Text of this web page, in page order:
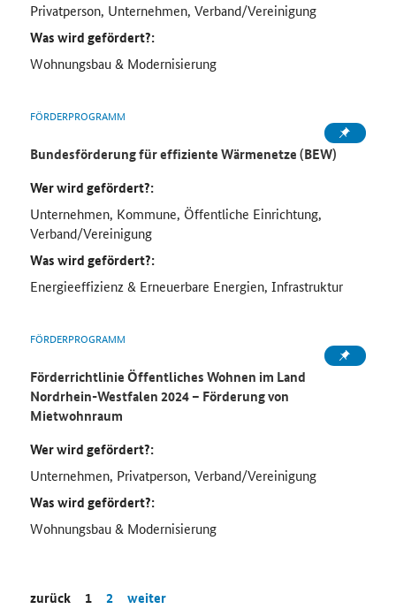
Privatperson, Unternehmen, Verband/Vereinigung
Was wird gefördert?:
Wohnungsbau & Modernisierung
FÖRDERPROGRAMM
Bundesförderung für effiziente Wärmenetze (BEW)
Wer wird gefördert?:
Unternehmen, Kommune, Öffentliche Einrichtung,
Verband/Vereinigung
Was wird gefördert?:
Energieeffizienz & Erneuerbare Energien, Infrastruktur
FÖRDERPROGRAMM
Förderrichtlinie Öffentliches Wohnen im Land
Nordrhein-Westfalen 2024 – Förderung von
Mietwohnraum
Wer wird gefördert?:
Unternehmen, Privatperson, Verband/Vereinigung
Was wird gefördert?:
Wohnungsbau & Modernisierung
zurück 1 2 weiter